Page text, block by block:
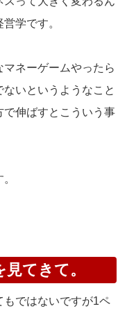
学です。
ネーゲームやったら
いというようなこと
伸ばすとこういう事
てきて。
もではないですが1ペ